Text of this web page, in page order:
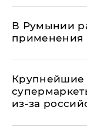
В Румынии
применения
Крупнейшие
из-за